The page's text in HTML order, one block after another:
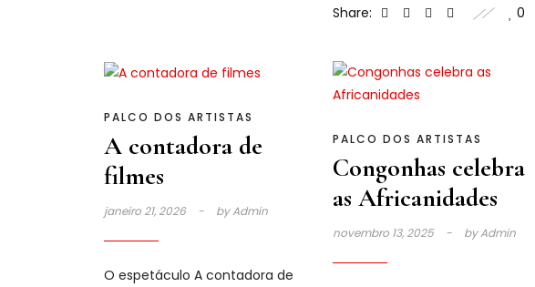
Share: 0
PALCO DOS ARTISTAS
A contadora de
filmes
janeiro 21, 2026 byAdmin
O espetáculo A contadora de
PALCO DOS ARTISTAS
Congonhas celebra
as Africanidades
novembro 13, 2025 byAdmin